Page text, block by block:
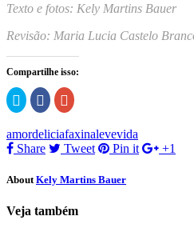
Texto e fotos: Kely Martins Bauer
Revisão: Maria Lucia Castelo
Compartilhe isso:
Clique
para
compartilhar
Twitter(abre
em
nova
Clique
para
compartilhar
Facebook(abre
em
nova
Compartilhe
no
em
nova
janela)
amordeliciafaxinalevevida
Share
Tweet Pin it +1
About Kely Martins Bauer
Veja também